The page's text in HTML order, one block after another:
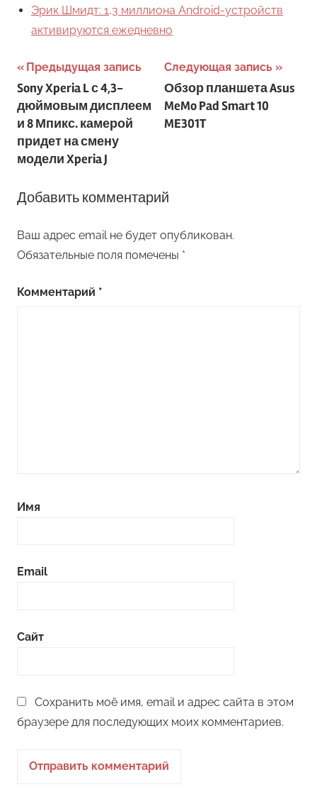
Эрик Шмидт: 1,3 миллиона Android-устройств
активируются ежедневно
Навигация
по
записям
Предыдущая запись
Sony Xperia L с 4,3-
дюймовым дисплеем
и 8 Мпикс. камерой
придет на смену
модели Xperia J
Следующая запись
Обзор планшета Asus
MeMo Pad Smart 10
ME301T
Добавить комментарий
Ваш адрес email не будет опубликован.
Обязательные поля помечены *
Комментарий *
Имя
Email
Сайт
Сохранить моё имя, email и адрес сайта в этом
браузере для последующих моих комментариев.